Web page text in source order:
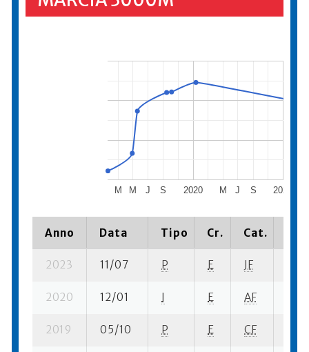
2020 2021
M M J S M J S
Anno Data Tipo Cr. Cat.
2023 11/07 P E JF
2020 12/01 I E AF
2019 05/10 P E CF